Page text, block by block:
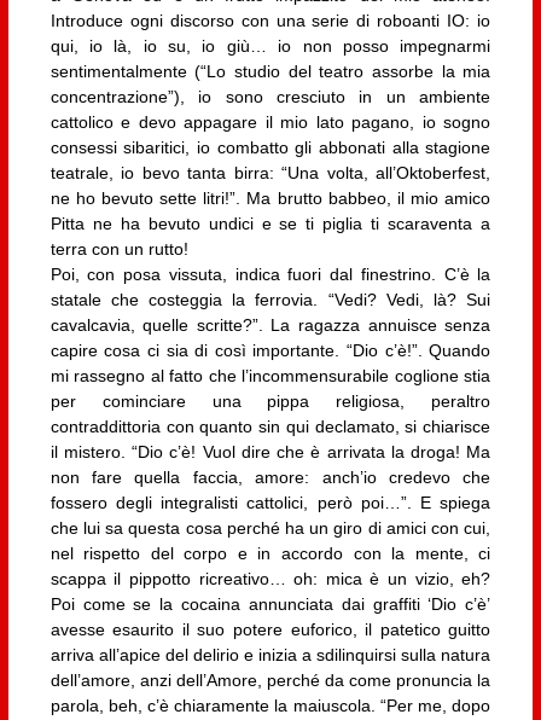
Introduce ogni discorso con una serie di roboanti IO: io
qui, io là, io su, io giù… io non posso impegnarmi
sentimentalmente (“Lo studio del teatro assorbe la mia
concentrazione”), io sono cresciuto in un ambiente
cattolico e devo appagare il mio lato pagano, io sogno
consessi sibaritici, io combatto gli abbonati alla stagione
teatrale, io bevo tanta birra: “Una volta, all’Oktoberfest,
ne ho bevuto sette litri!”. Ma brutto babbeo, il mio amico
Pitta ne ha bevuto undici e se ti piglia ti scaraventa a
terra con un rutto!
Poi, con posa vissuta, indica fuori dal finestrino. C’è la
statale che costeggia la ferrovia. “Vedi? Vedi, là? Sui
cavalcavia, quelle scritte?”. La ragazza annuisce senza
capire cosa ci sia di così importante. “Dio c’è!”. Quando
mi rassegno al fatto che l’incommensurabile coglione stia
per cominciare una pippa religiosa, peraltro
contraddittoria con quanto sin qui declamato, si chiarisce
il mistero. “Dio c’è! Vuol dire che è arrivata la droga! Ma
non fare quella faccia, amore: anch’io credevo che
fossero degli integralisti cattolici, però poi…”. E spiega
che lui sa questa cosa perché ha un giro di amici con cui,
nel rispetto del corpo e in accordo con la mente, ci
scappa il pippotto ricreativo… oh: mica è un vizio, eh?
Poi come se la cocaina annunciata dai graffiti ‘Dio c’è’
avesse esaurito il suo potere euforico, il patetico guitto
arriva all’apice del delirio e inizia a sdilinquirsi sulla natura
dell’amore, anzi dell’Amore, perché da come pronuncia la
parola, beh, c’è chiaramente la maiuscola. “Per me, dopo